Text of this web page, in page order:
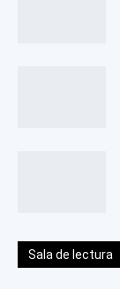
Sala de lectura